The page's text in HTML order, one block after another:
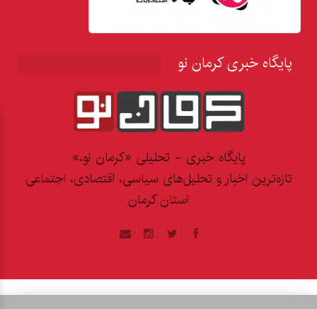
پایگاه خبری کرمان نو
پایگاه خبری - تحلیلی «کرمان نو،»
تازه‌ترین اخبار و تحلیل‌های سیاسی، اقتصادی، اجتماعی
استان کرمان